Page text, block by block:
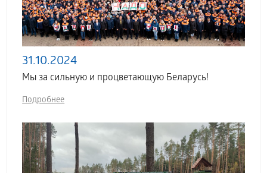
31.10.2024
Мы за сильную и процветающую Беларусь!
Подробнее